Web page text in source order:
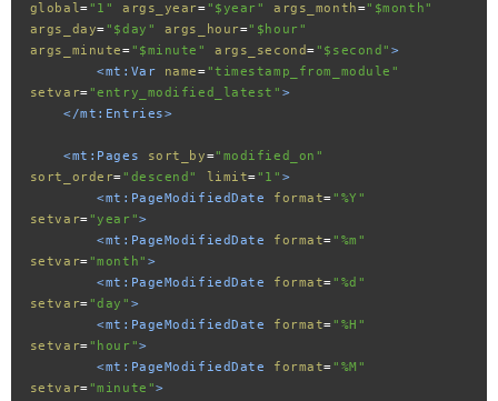
global= "1" args_year= "$year" args_month="$month"
args_day= "$day" args_hour="$hour"
args_minute= "$minute" args_second= "$second" >
<mt:Var
name= "timestamp_from_module"
setvar= "entry_modified_latest" >
</mt:Entries>
<mt:Pages sort_by="modified_on"
sort_order= "descend" limit= "1" >
<mt:PageModifiedDate
format= "%Y"
setvar= "year">
<mt:PageModifiedDate
format= "%m"
setvar= "month" >
<mt:PageModifiedDate
format= "%d"
setvar= "day" >
<mt:PageModifiedDate
format= "%H"
setvar= "hour">
<mt:PageModifiedDate
format= "%M"
setvar= "minute">